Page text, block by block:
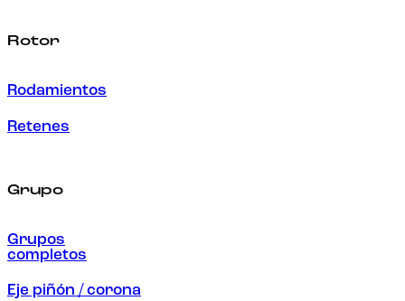
Rotor
Rodamientos
Retenes
Grupo
Grupos
completos
Eje piñón / corona